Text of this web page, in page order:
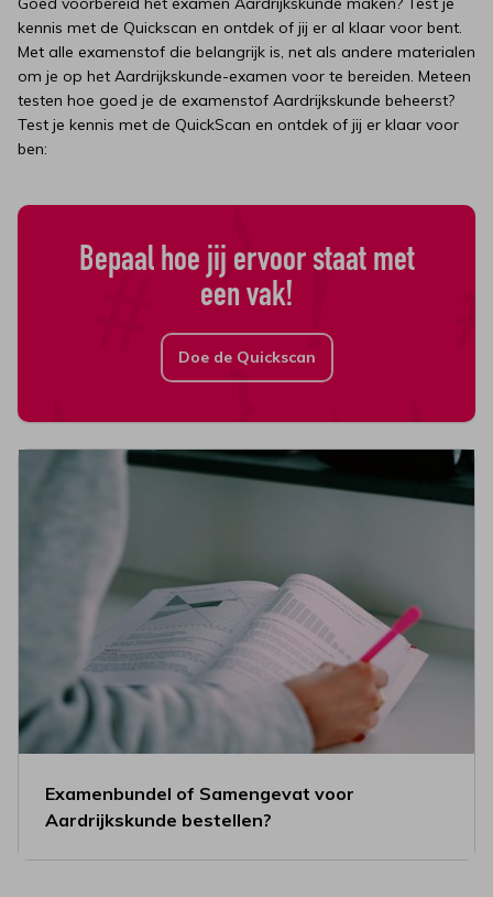
kennis met de Quickscan en ontdek of jij er al klaar voor bent.
Met alle examenstof die belangrijk is, net als andere materialen
om je op het Aardrijkskunde-examen voor te bereiden. Meteen
testen hoe goed je de examenstof Aardrijkskunde beheerst?
Test je kennis met de QuickScan en ontdek of jij er klaar voor
ben:
Bepaal hoe jij ervoor staat met
een vak!
Doe de Quickscan
Examenbundel of Samengevat voor
Aardrijkskunde bestellen?